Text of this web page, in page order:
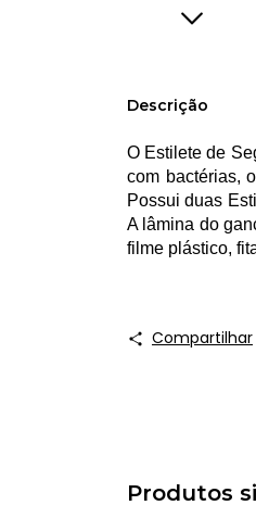
Descrição
O Estilete de
com bactérias,
Possui duas
A lâmina do
filme plástico,
Compartilhar
Produtos